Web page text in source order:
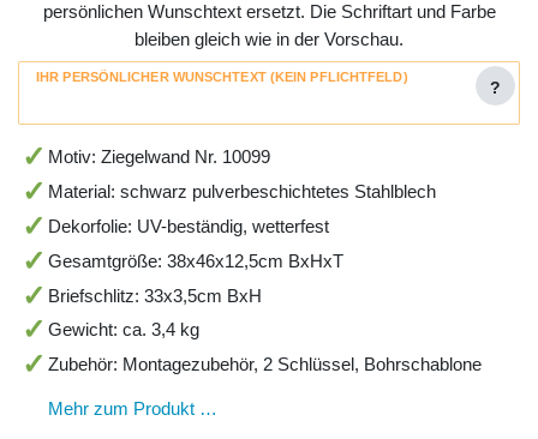
persönlichen Wunschtext ersetzt. Die Schriftart und Farbe
bleiben gleich wie in der Vorschau.
IHR PERSÖNLICHER WUNSCHTEXT (KEIN PFLICHTFELD)
?
Motiv: Ziegelwand Nr. 10099
Material: schwarz pulverbeschichtetes Stahlblech
Dekorfolie: UV-beständig, wetterfest
Gesamtgröße: 38x46x12,5cm BxHxT
Briefschlitz: 33x3,5cm BxH
Gewicht: ca. 3,4 kg
Zubehör: Montagezubehör, 2 Schlüssel, Bohrschablone
Mehr zum Produkt …